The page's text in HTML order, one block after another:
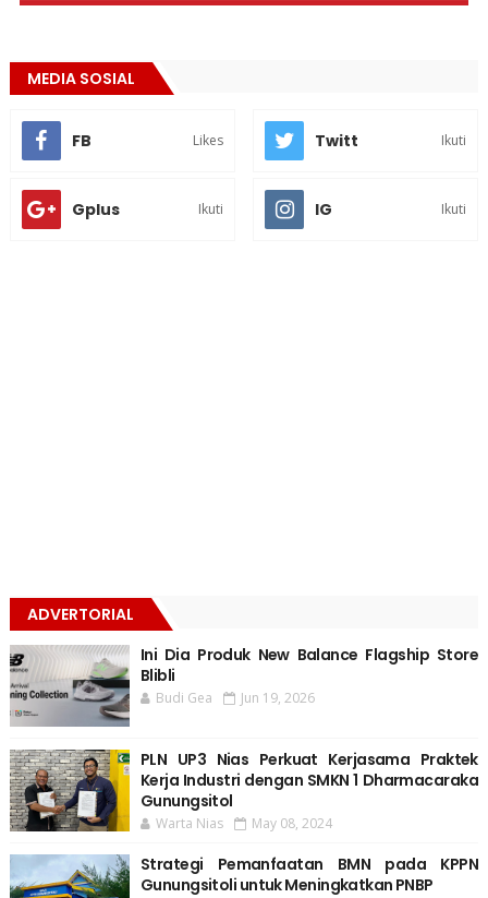
MEDIA SOSIAL
FB Likes Twitt Ikuti
Gplus Ikuti IG Ikuti
ADVERTORIAL
Ini Dia Produk New Balance Flagship Store
Blibli
Budi Gea Jun 19, 2026
PLN UP3 Nias Perkuat Kerjasama Praktek
Kerja Industri dengan SMKN 1 Dharmacaraka
Gunungsitol
Warta Nias May 08, 2024
Strategi Pemanfaatan BMN pada KPPN
Gunungsitoli untuk Meningkatkan PNBP